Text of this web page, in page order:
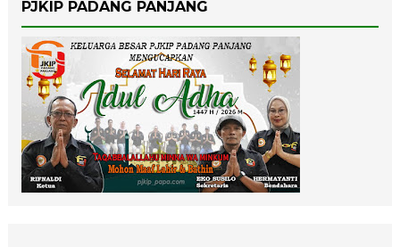
PJKIP PADANG PANJANG